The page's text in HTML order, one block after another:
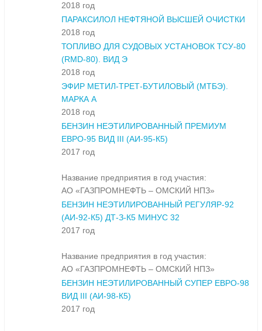
2018 год
ПАРАКСИЛОЛ НЕФТЯНОЙ ВЫСШЕЙ ОЧИСТКИ
2018 год
ТОПЛИВО ДЛЯ СУДОВЫХ УСТАНОВОК ТСУ-80
(RMD-80). ВИД Э
2018 год
ЭФИР МЕТИЛ-ТРЕТ-БУТИЛОВЫЙ (МТБЭ).
МАРКА А
2018 год
БЕНЗИН НЕЭТИЛИРОВАННЫЙ ПРЕМИУМ
ЕВРО-95 ВИД III (АИ-95-К5)
2017 год
Название предприятия в год участия:
АО «ГАЗПРОМНЕФТЬ – ОМСКИЙ НПЗ»
БЕНЗИН НЕЭТИЛИРОВАННЫЙ РЕГУЛЯР-92
(АИ-92-К5) ДТ-З-К5 МИНУС 32
2017 год
Название предприятия в год участия:
АО «ГАЗПРОМНЕФТЬ – ОМСКИЙ НПЗ»
БЕНЗИН НЕЭТИЛИРОВАННЫЙ СУПЕР ЕВРО-98
ВИД III (АИ-98-К5)
2017 год